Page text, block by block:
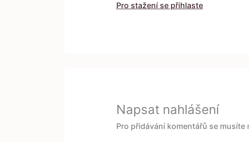
Pro stažení se přihlaste
Napsat nahlášení
Pro přidávání komentářů se musíte